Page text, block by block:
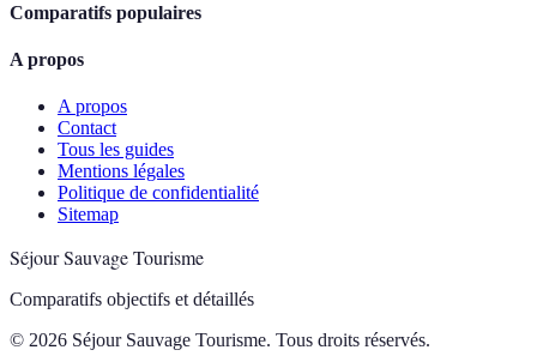
Comparatifs populaires
A propos
A propos
Contact
Tous les guides
Mentions légales
Politique de confidentialité
Sitemap
Séjour Sauvage Tourisme
Comparatifs objectifs et détaillés
© 2026 Séjour Sauvage Tourisme. Tous droits réservés.